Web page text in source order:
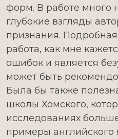
форм. В работе много
глубокие взгляды
признания.
работа, как мне
ошибок и является
может быть
Была бы также
школы Хомского,
исследованиях
примеры английского